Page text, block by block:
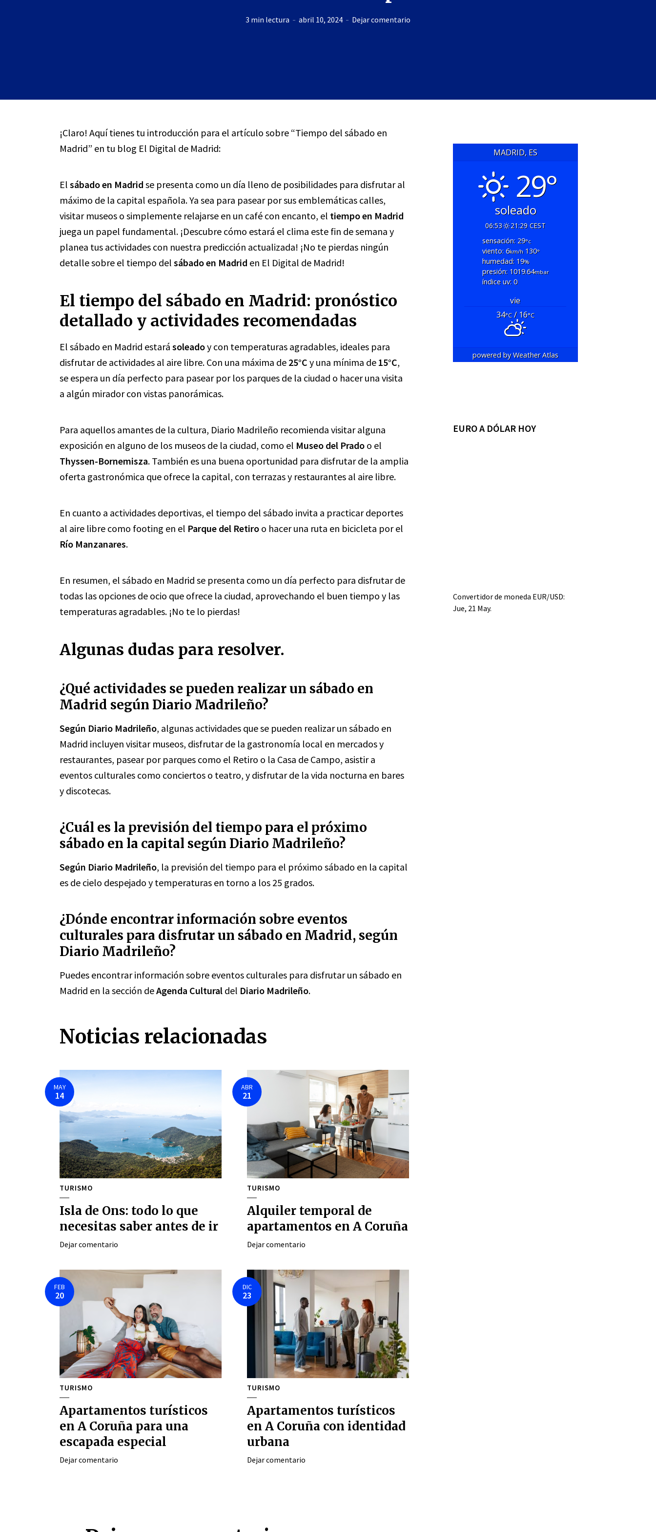
3 min lectura abril 10, 2024 Dejar comentario
¡Claro! Aquí tienes tu introducción para el artículo sobre “Tiempo del sábado en
Madrid” en tu blog El Digital de Madrid:
El sábado en Madrid se presenta como un día lleno de posibilidades para disfrutar al
máximo de la capital española. Ya sea para pasear por sus emblemáticas calles,
visitar museos o simplemente relajarse en un café con encanto, el tiempo en Madrid
juega un papel fundamental. ¡Descubre cómo estará el clima este fin de semana y
planea tus actividades con nuestra predicción actualizada! ¡No te pierdas ningún
detalle sobre el tiempo del sábado en Madrid en El Digital de Madrid!
El tiempo del sábado en Madrid: pronóstico
detallado y actividades recomendadas
El sábado en Madrid estará soleadoy con temperaturas agradables, ideales para
disfrutar de actividades al aire libre. Con una máxima de 25°C y una mínima de 15°C,
se espera un día perfecto para pasear por los parques de la ciudad o hacer una visita
a algún mirador con vistas panorámicas.
Para aquellos amantes de la cultura, Diario Madrileño recomienda visitar alguna
exposición en alguno de los museos de la ciudad, como el Museo del Prado o el
Thyssen-Bornemisza. También es una buena oportunidad para disfrutar de la amplia
oferta gastronómica que ofrece la capital, con terrazas y restaurantes al aire libre.
En cuanto a actividades deportivas, el tiempo del sábado invita a practicar deportes
al aire libre como footing en el Parque del Retiro o hacer una ruta en bicicleta por el
Río Manzanares.
En resumen, el sábado en Madrid se presenta como un día perfecto para disfrutar de
todas las opciones de ocio que ofrece la ciudad, aprovechando el buen tiempo y las
temperaturas agradables. ¡No te lo pierdas!
Algunas dudas para resolver.
¿Qué actividades se pueden realizar un sábado en
Madrid según Diario Madrileño?
Según Diario Madrileño, algunas actividades que se pueden realizar un sábado en
Madrid incluyen visitar museos, disfrutar de la gastronomía local en mercados y
restaurantes, pasear por parques como el Retiro o la Casa de Campo, asistir a
eventos culturales como conciertos o teatro, y disfrutar de la vida nocturna en bares
y discotecas.
¿Cuál es la previsión del tiempo para el próximo
sábado en la capital según Diario Madrileño?
Según Diario Madrileño, la previsión del tiempo para el próximo sábado en la capital
es de cielo despejado y temperaturas en torno a los 25 grados.
¿Dónde encontrar información sobre eventos
culturales para disfrutar un sábado en Madrid, según
Diario Madrileño?
Puedes encontrar información sobre eventos culturales para disfrutar un sábado en
Madrid en la sección deAgenda Cultural del Diario Madrileño.
Noticias relacionadas
MAY
14
TURISMO
Isla de Ons: todo lo que
necesitas saber antes de ir
Dejar comentario
ABR
21
TURISMO
Alquiler temporal de
apartamentos en A Coruña
Dejar comentario
FEB
20
TURISMO
Apartamentos turísticos
en A Coruña para una
escapada especial
Dejar comentario
DIC
23
TURISMO
Apartamentos turísticos
en A Coruña con identidad
urbana
Dejar comentario
MADRID, ES
29°
soleado
06:53
21:29 CEST
sensación: 29°c
viento: 6km/h130°
humedad: 19%
presión: 1019.64mbar
índice uv: 0
vie
34°C/ 16°C
powered byWeather Atlas
EURO A DÓLAR HOY
Convertidor de moneda EUR/USD:
Jue, 21 May.